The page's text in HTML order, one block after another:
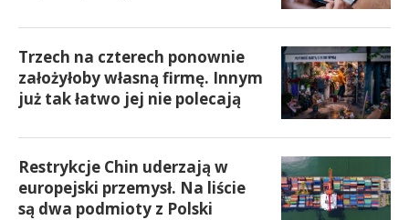
Trzech na czterech ponownie
założyłoby własną firmę. Innym
już tak łatwo jej nie polecają
Restrykcje Chin uderzają w
europejski przemysł. Na liście
są dwa podmioty z Polski